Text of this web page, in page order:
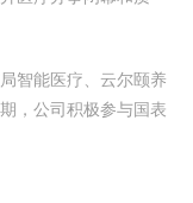
智能医疗、云尔颐养
，公司积极参与国表